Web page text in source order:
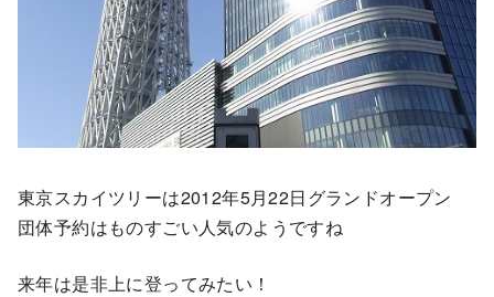
東京スカイツリーは2012年5月22日グランドオープン
団体予約はものすごい人気のようですね
来年は是非上に登ってみたい！